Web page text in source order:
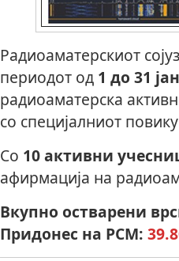
Радиоаматерскиот
периодот од 1 до 31
радиоаматерска
со специјалниот
Со 10 активни
афирмација на
Вкупно остварени
Придонес на РСМ: